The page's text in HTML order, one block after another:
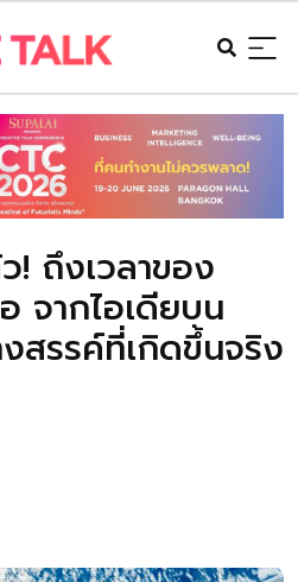
! ถึงเวลาของ
จากไอเดียบน
สรรค์ที่เกิดขึ้นจริง